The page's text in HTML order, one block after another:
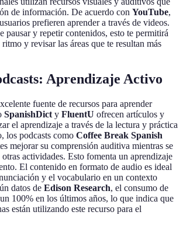
de información. De acuerdo con YouTube,
prefieren aprender a través de videos.
pausar y repetir contenidos, esto te permitirá
y revisar las áreas que te resultan más
Aprendizaje Activo
fuente de recursos para aprender
SpanishDict y FluentU ofrecen artículos y
el aprendizaje a través de la lectura y práctica
los podcasts como Coffee Break Spanish
mejorar su comprensión auditiva mientras se
actividades. Esto fomenta un aprendizaje
El contenido en formato de audio es ideal
y el vocabulario en un contexto
datos de Edison Research, el consumo de
100% en los últimos años, lo que indica que
están utilizando este recurso para el